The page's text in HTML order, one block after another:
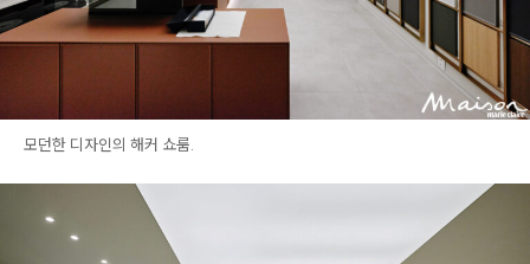
모던한 디자인의 해커 쇼룸.